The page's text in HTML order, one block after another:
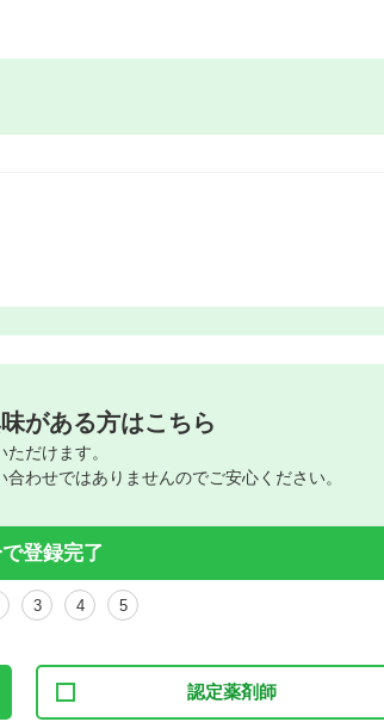
がある方はこちら
だけます。
わせではありませんのでご安心ください。
登録完了
3 4 5
認定薬剤師